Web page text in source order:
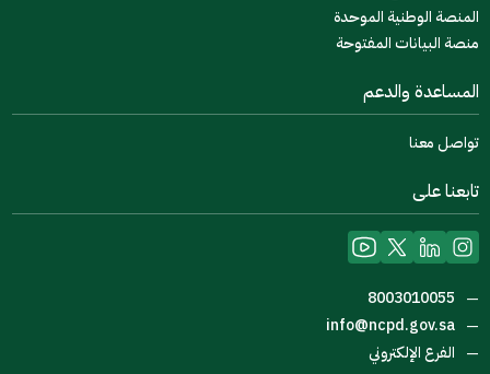
المنصة الوطنية الموحدة
منصة البيانات المفتوحة
المساعدة والدعم
تواصل معنا
تابعنا على
—
—
info@ncpd.gov.sa
— الفرع الإلكتروني